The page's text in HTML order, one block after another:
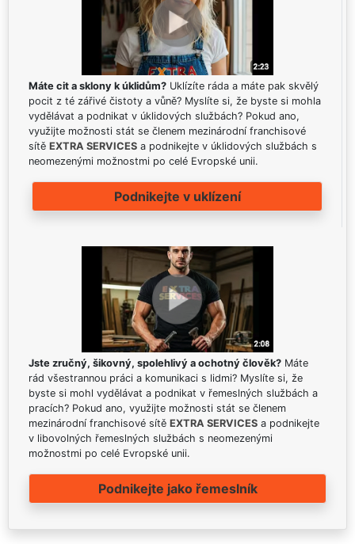
Máte cit a sklony k úklidům? Uklízíte ráda a máte pak skvělý
pocit z té zářivé čistoty a vůně? Myslíte si, že byste si mohla
vydělávat a podnikat v úklidových službách? Pokud ano,
využijte možnosti stát se členem mezinárodní franchisové
sítě EXTRA SERVICES a podnikejte v úklidových službách s
neomezenými možnostmi po celé Evropské unii.
Podnikejte v uklízení
Jste zručný, šikovný, spolehlivý a ochotný člověk? Máte
rád všestrannou práci a komunikaci s lidmi? Myslíte si, že
byste si mohl vydělávat a podnikat v řemeslných službách a
pracích? Pokud ano, využijte možnosti stát se členem
mezinárodní franchisové sítě EXTRA SERVICES a podnikejte
v libovolných řemeslných službách s neomezenými
možnostmi po celé Evropské unii.
Podnikejte jako řemeslník